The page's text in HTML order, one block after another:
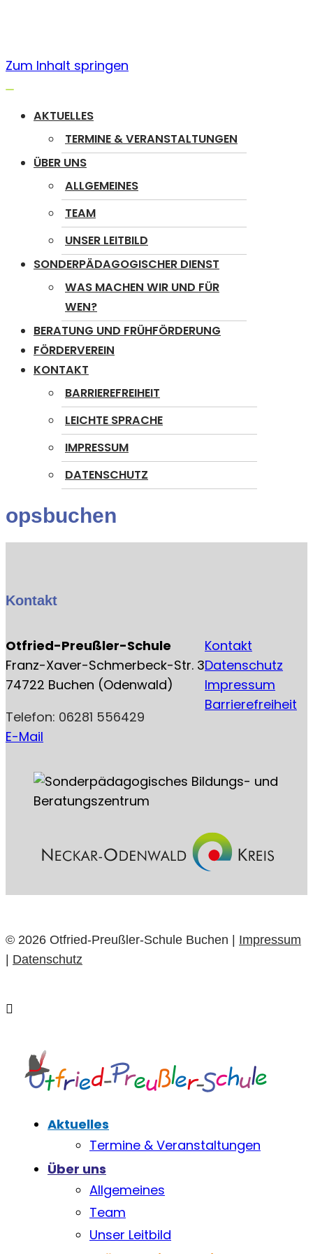
Zum Inhalt springen
umschalten
AKTUELLES
TERMINE & VERANSTALTUNGEN
ÜBER UNS
ALLGEMEINES
TEAM
UNSER LEITBILD
SONDERPÄDAGOGISCHER DIENST
WAS MACHEN WIR UND FÜR
WEN?
BERATUNG UND FRÜHFÖRDERUNG
FÖRDERVEREIN
KONTAKT
BARRIEREFREIHEIT
LEICHTE SPRACHE
IMPRESSUM
DATENSCHUTZ
opsbuchen
Kontakt
Otfried-Preußler-Schule
Franz-Xaver-Schmerbeck-Str. 3
74722 Buchen (Odenwald)
Telefon: 06281 556429
E-Mail
Kontakt
Datenschutz
Impressum
Barrierefreiheit
© 2026 Otfried-Preußler-Schule Buchen | Impressum
Datenschutz
Aktuelles
Termine & Veranstaltungen
Über uns
Allgemeines
Team
Unser Leitbild